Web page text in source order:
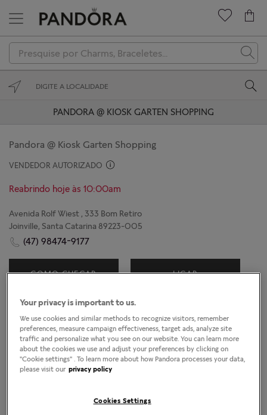
Novidades
Anéis
Presenteie
Localizar lojas
PANDORA @ KIOSK GARTEN SHOPPING
Pandora @ Kiosk Garten Shopping
VENDEDOR AUTORIZADO
Reabrindo hoje às 10:00am
Avenida Rolf Wiest , 333 Bom Retiro
Joinville, Santa Catarina 89223-005
(47) 98474-9177
COMO CHEGAR LIGAR
Horário da loja
Segunda-Feira
10:00am
10:00pm
Terça-Feira
10:00am-10:00pm
Quarta-Feira
10:00am-10:00pm
Quinta-Feira
10:00am-10:00pm
Sexta-Feira
Your privacy is important to us.
We use cookies and similar methods to recognize visitors, remember
preferences, measure campaign effectiveness, target ads, analyze site
traffic and personalize what you see on our website. You can learn more
about the cookies we use and adjust your preferences by clicking on
"Cookie settings" . To learn more about how Pandora processes your data,
please visit our privacy policy
Cookies Settings